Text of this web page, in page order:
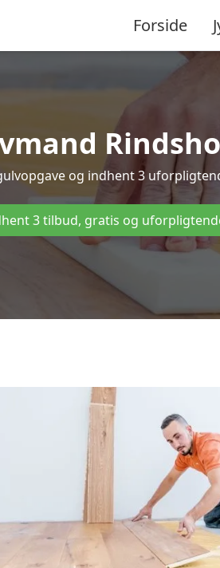
Forside
og indhent 3
3 tilbud, gratis og